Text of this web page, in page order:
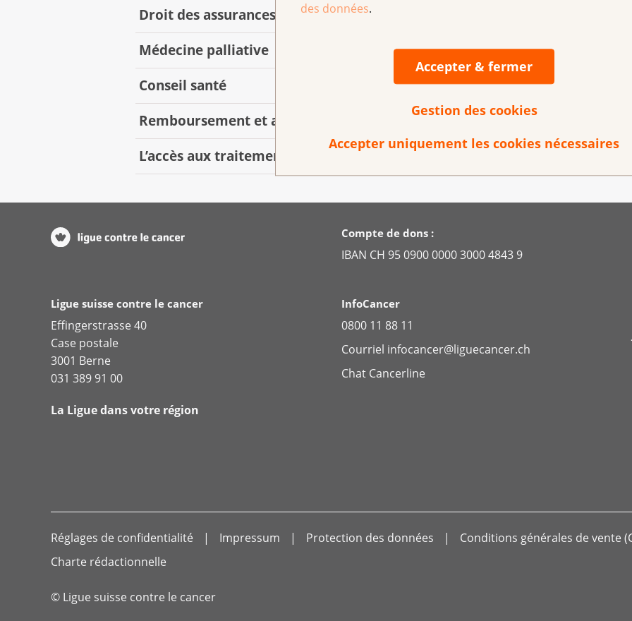
des données.
Accepter & fermer
Gestion des cookies
Accepter uniquement les cookies nécessaires
Droit des assurances sociales
Médecine palliative
Conseil santé
Remboursement et accès aux médicaments
L’accès aux traitements
Compte de dons :
IBAN CH 95 0900 0000 3000 4843 9
Ligue suisse contre le cancer
Effingerstrasse 40
Case postale
3001 Berne
031 389 91 00
La Ligue dans votre région
InfoCancer
0800 11 88 11
Courriel infocancer@liguecancer.ch
Chat Cancerline
Réglages de confidentialité Impressum Protection des données
Conditions générales de vente
Charte rédactionnelle
© Ligue suisse contre le cancer